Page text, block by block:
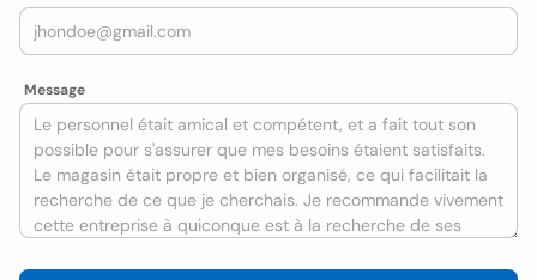
Message